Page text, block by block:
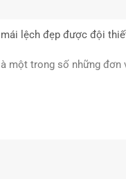
lệch đẹp được đội
một trong số những đơn